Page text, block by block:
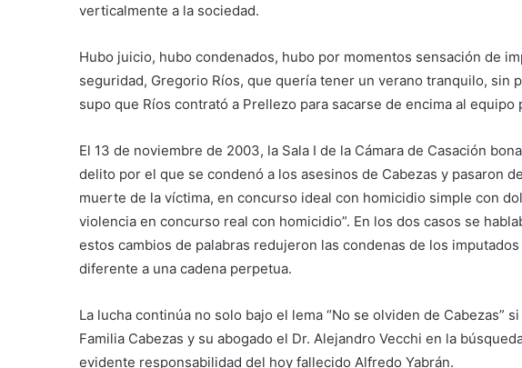
verticalmente a la sociedad.
Hubo juicio, hubo condenados, hubo por momentos sensación de
seguridad, Gregorio Ríos, que quería tener un verano tranquilo, sin
supo que Ríos contrató a Prellezo para sacarse de encima al
El 13 de noviembre de 2003, la Sala I de la Cámara de Casación
delito por el que se condenó a los asesinos de Cabezas y pasaron
muerte de la víctima, en concurso ideal con homicidio simple con
violencia en concurso real con homicidio”. En los dos casos se
estos cambios de palabras redujeron las condenas de los
diferente a una cadena perpetua.
La lucha continúa no solo bajo el lema “No se olviden de Cabezas”
Familia Cabezas y su abogado el Dr. Alejandro Vecchi en la
evidente responsabilidad del hoy fallecido Alfredo Yabrán.